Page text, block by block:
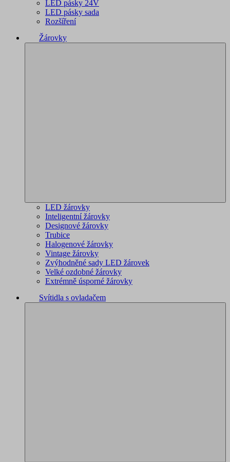
LED pásky 24V
LED pásky sada
Rozšíření
Žárovky
LED žárovky
Inteligentní žárovky
Designové žárovky
Trubice
Halogenové žárovky
Vintage žárovky
Zvýhodněné sady LED žárovek
Velké ozdobné žárovky
Extrémně úsporné žárovky
Svítidla s ovladačem